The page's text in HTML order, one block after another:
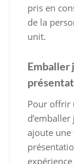
pris en
de la
unit.
Emballer
Pour offrir
ajoute une